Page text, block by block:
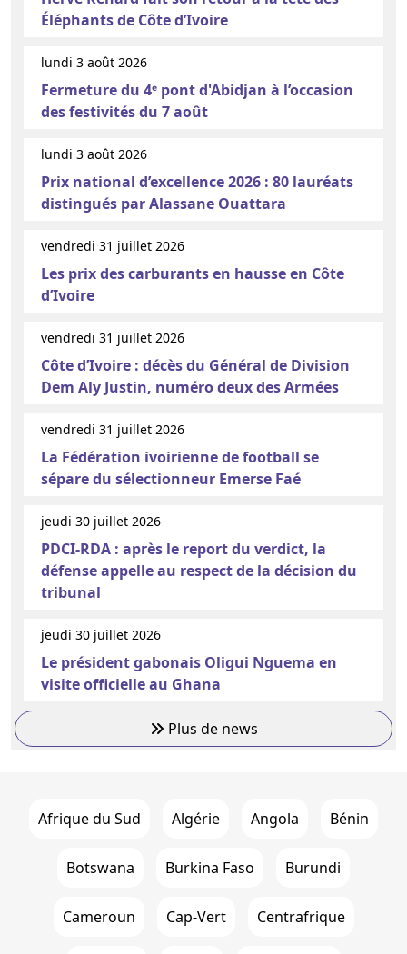
Éléphants de Côte d’Ivoire
lundi 3 août 2026
Fermeture du 4ᵉ pont d'Abidjan à l’occasion
des festivités du 7 août
lundi 3 août 2026
Prix national d’excellence 2026 : 80 lauréats
distingués par Alassane Ouattara
vendredi 31 juillet 2026
Les prix des carburants en hausse en Côte
d’Ivoire
vendredi 31 juillet 2026
Côte d’Ivoire : décès du Général de Division
Dem Aly Justin, numéro deux des Armées
vendredi 31 juillet 2026
La Fédération ivoirienne de football se
sépare du sélectionneur Emerse Faé
jeudi 30 juillet 2026
PDCI-RDA : après le report du verdict, la
défense appelle au respect de la décision du
tribunal
jeudi 30 juillet 2026
Le président gabonais Oligui Nguema en
visite officielle au Ghana
Plus de news
Afrique du Sud Algérie Angola Bénin
Botswana Burkina Faso Burundi
Cameroun Cap-Vert Centrafrique